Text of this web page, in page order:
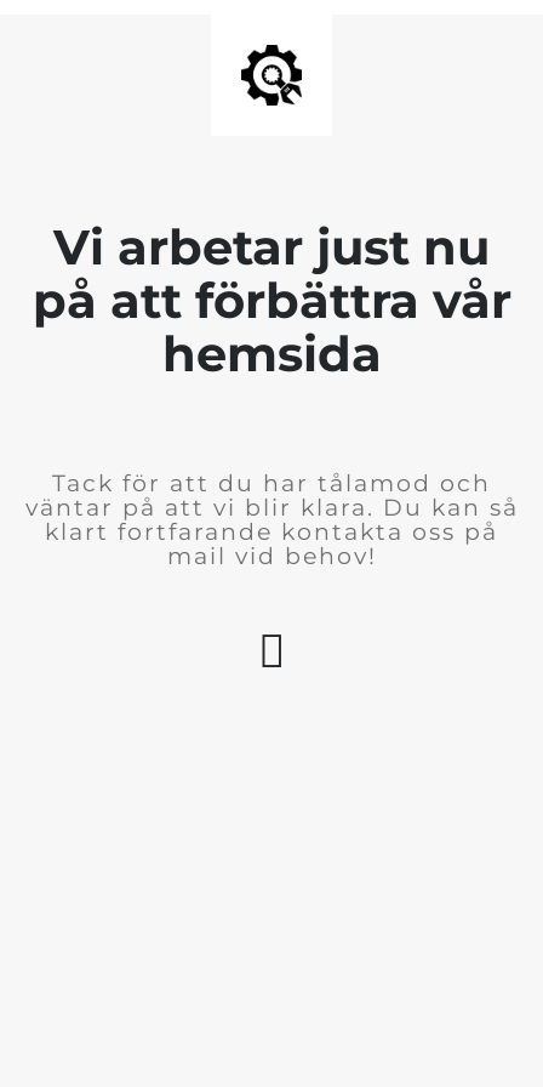
Vi arbetar just nu
på att förbättra vår
hemsida
Tack för att du har tålamod och
väntar på att vi blir klara. Du kan så
klart fortfarande kontakta oss på
mail vid behov!